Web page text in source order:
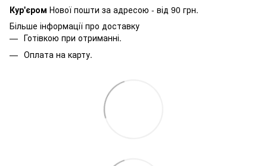
Кур'єром Нової пошти за адресою - від 90 грн.
Більше інформації про доставку
Готівкою при отриманні.
Оплата на карту.